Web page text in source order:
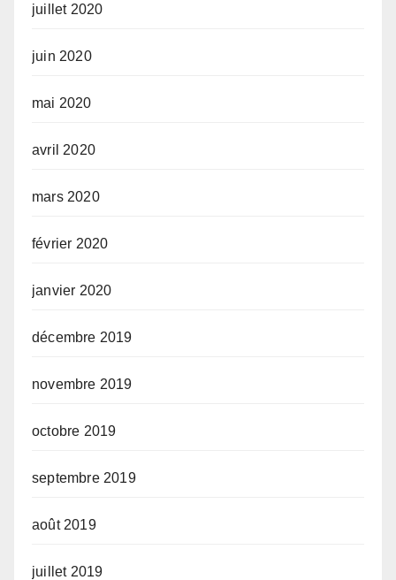
juillet 2020
juin 2020
mai 2020
avril 2020
mars 2020
février 2020
janvier 2020
décembre 2019
novembre 2019
octobre 2019
septembre 2019
août 2019
juillet 2019